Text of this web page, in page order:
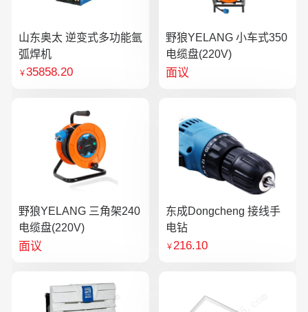
山东奥太 逆变式多功能氩
弧焊机
￥35858.20
野狼YELANG 小车式350
电缆盘(220V)
面议
野狼YELANG 三角架240
电缆盘(220V)
面议
东成Dongcheng 接线手
电钻
￥216.10